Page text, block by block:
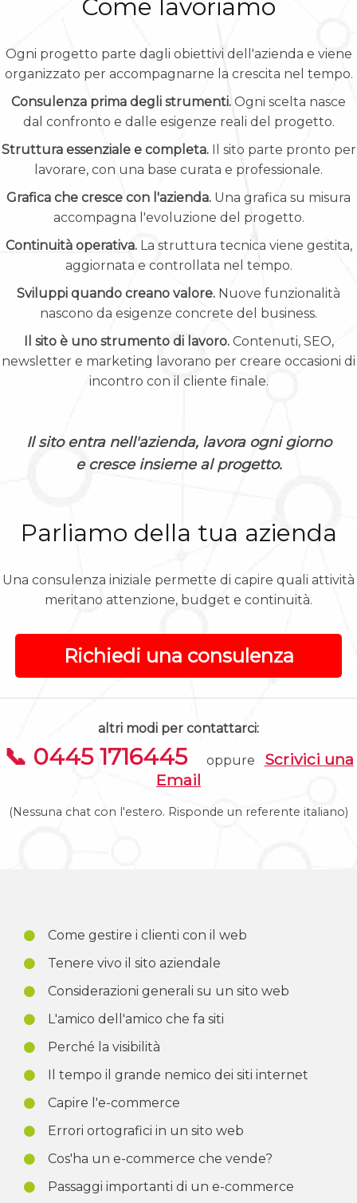
Come lavoriamo
Ogni progetto parte dagli obiettivi dell'azienda e viene
organizzato per accompagnarne la crescita nel tempo.
Consulenza prima degli strumenti. Ogni scelta nasce
dal confronto e dalle esigenze reali del progetto.
Struttura essenziale e completa.Il sito parte pronto per
lavorare, con una base curata e professionale.
Grafica che cresce con l'azienda. Una grafica su misura
accompagna l'evoluzione del progetto.
Continuità operativa.La struttura tecnica viene gestita,
aggiornata e controllata nel tempo.
Sviluppi quando creano valore. Nuove funzionalità
nascono da esigenze concrete del business.
Il sito è uno strumento di lavoro.Contenuti, SEO,
newsletter e marketing lavorano per creare occasioni di
incontro con il cliente finale.
Il sito entra nell'azienda, lavora ogni giorno
e cresce insieme al progetto.
Parliamo della tua azienda
Una consulenza iniziale permette di capire quali attività
meritano attenzione, budget e continuità.
Richiedi una consulenza
altri modi per contattarci:
📞 0445 1716445 oppure Scrivici una
Email
(Nessuna chat con l'estero. Risponde un referente italiano)
Come gestire i clienti con il web
Tenere vivo il sito aziendale
Considerazioni generali su un sito web
L'amico dell'amico che fa siti
Perché la visibilità
Il tempo il grande nemico dei siti internet
Capire l'e-commerce
Errori ortografici in un sito web
Cos'ha un e-commerce che vende?
Passaggi importanti di un e-commerce